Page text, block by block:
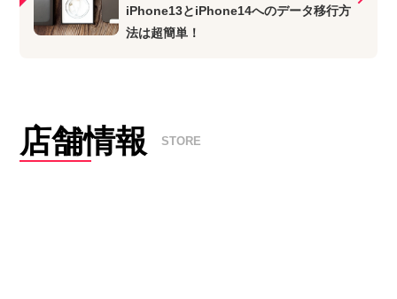
iPhone13とiPhone14へのデータ移行方
法は超簡単！
店舗情報 STORE